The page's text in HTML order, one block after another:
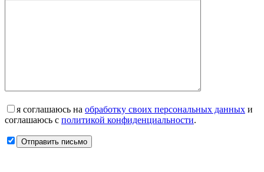
я соглашаюсь на обработку своих персональных данных и
соглашаюсь с политикой конфиденциальности.